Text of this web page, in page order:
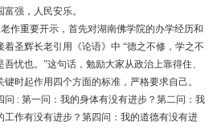
强，人民安乐。
作重要开示，首先对湖南佛学院的办学经历和
着圣辉长老引用《论语》中 “德之不修，学之不
忧也。”这句话，勉励大家从政治上靠得住、
时起作用四个方面的标准，严格要求自己。
问 : 第一问：我的身体有没有进步？第二问：我
作有没有进步？第四问：我的道德有没有进